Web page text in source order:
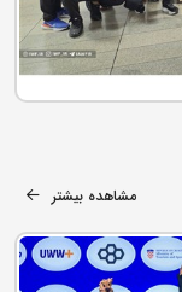
مشاهده بیشتر